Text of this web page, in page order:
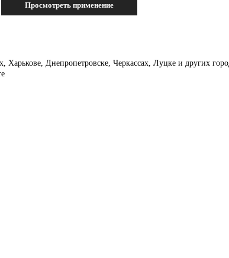
Просмотреть применение
Харькове, Днепропетровске, Черкассах, Луцке и других